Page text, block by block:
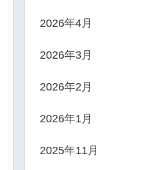
2026年4月
2026年3月
2026年2月
2026年1月
2025年11月